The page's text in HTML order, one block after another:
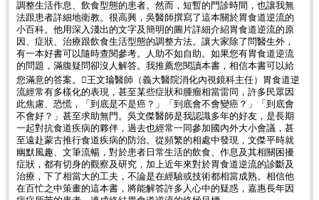
調整生活作息、飲食型態的患者。然而，短暫的門診時間，也讓我無
法跟患者詳細地衛教。很高興，吳醫師撰寫了這本關於胃食道逆流的
小百科。他用深入淺出的文字及簡明的圖片詳細介紹胃食道逆流的原
因、症狀、治療跟飲食生活型態的調整方法。讓大家除了問醫生外，
有一本好書可以隨時查閱參考。人助不如自助。如果您有胃食道逆流
的問題，滿腹疑問卻沒人解答。我推薦您閱讀本書，相信本書可以給
您滿意的答案。王文𤦎醫師（義大醫院消化內視鏡科主任）胃食道逆
流經常有多樣化的表現，甚至某些症狀和腫瘤相當雷同，許多民眾因
此焦慮、恐慌，「到底是不是癌？」「到底會不會變癌？」「到底會
不會好？」甚至求助無門。吳文傑醫師是我認識多年的好友，是長期
一起對抗食道疾病的夥伴，過去也經常一同參加國內外大小會議，甚
至遠赴蒙古推行食道疾病的防治。從頻繁的相處中發現，文傑平時就
幽默風趣、文筆流暢，對於患者日常生活的飲食、作息及其相關困擾
症狀，都有切身的觀察及研究，加上近年來對於胃食道逆流的診斷及
治療，下了相當大的工夫，不論是在經驗或技術都相當成熟。相信他
在百忙之中策畫的這本書，將能解答許多人心中的疑惑，嘉惠長年因